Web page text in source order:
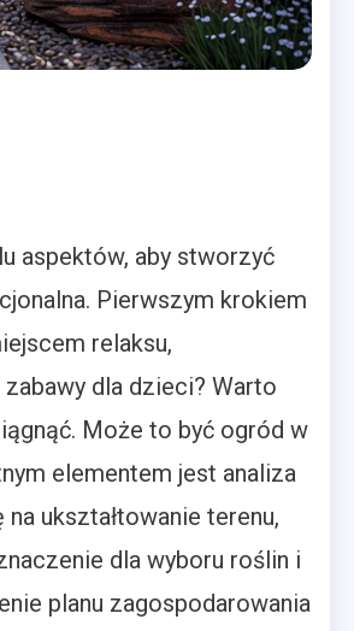
aspektów, aby stworzyć
Pierwszym krokiem
relaksu,
dla dzieci? Warto
Może to być ogród w
elementem jest analiza
ukształtowanie terenu,
dla wyboru roślin i
planu zagospodarowania